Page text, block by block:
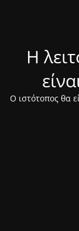
Η
Ο ιστότοπος θα